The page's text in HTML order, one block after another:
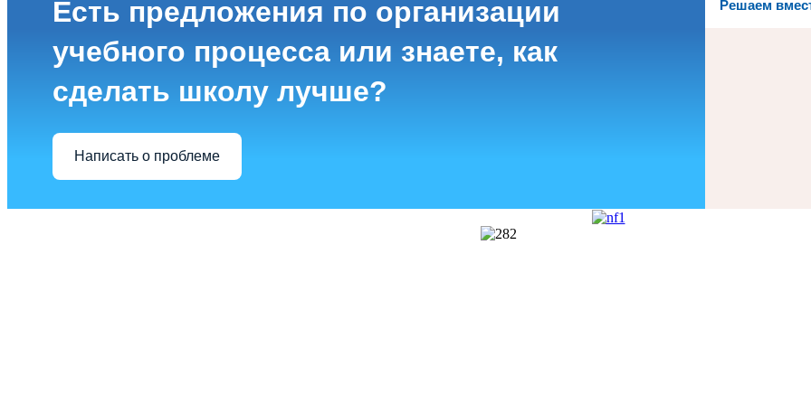
Решаем
Есть предложения по организации
учебного процесса или знаете, как
сделать школу лучше?
Написать о проблеме